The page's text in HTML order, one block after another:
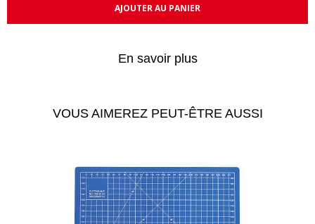
AJOUTER AU PANIER
En savoir plus
VOUS AIMEREZ PEUT-ÊTRE AUSSI